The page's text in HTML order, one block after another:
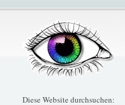
Diese Website durchsuchen: